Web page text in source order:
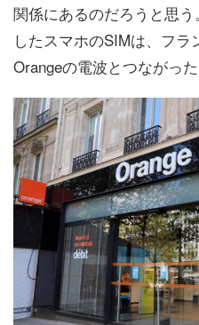
関係にあるのだろうと思
したスマホのSIMは、フ
Orangeの電波とつながった